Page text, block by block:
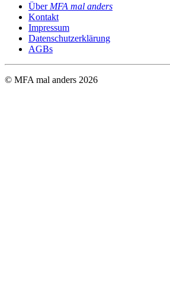
Über MFA mal anders
Kontakt
Impressum
Datenschutzerklärung
AGBs
© MFA mal anders 2026